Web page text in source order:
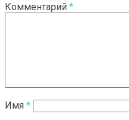
Комментарий *
Имя *